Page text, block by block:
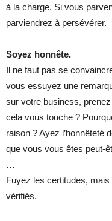
à la charge. Si vous
parviendrez à persévérer.
Soyez honnête.
Il ne faut pas se
vous essuyez une
sur votre business,
cela vous touche ?
raison ? Ayez l’honnêteté
que vous vous êtes peut-
…
Fuyez les certitudes,
vérifiés.